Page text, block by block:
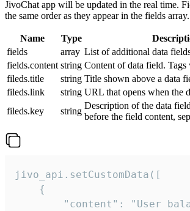
JivoChat app will be updated in the real time.
the same order as they appear in the fields array.
Name Type
fields
array List of additional data
fields.content string Content of data field. Tags
fileds.title
string Title shown above a data
fileds.link
string URL that opens when the
fileds.key
string
Description of the data
before the field content,
jivo_api.setCustomData([
    {
"content": "User